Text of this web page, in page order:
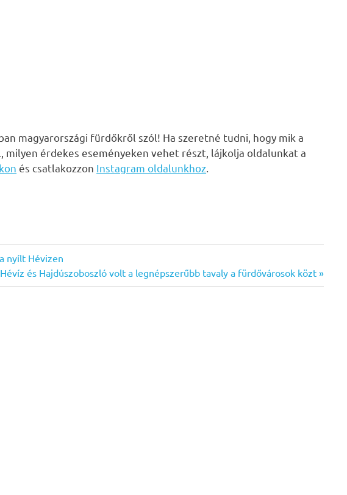
magyarországi fürdőkről szól! Ha szeretné tudni, hogy mik a
érdekes eseményeken vehet részt, lájkolja oldalunkat a
és csatlakozzon Instagram oldalunkhoz
nyílt Hévizen
Next
Post:
Hévíz és Hajdúszoboszló volt a legnépszerűbb tavaly a fürdővárosok közt